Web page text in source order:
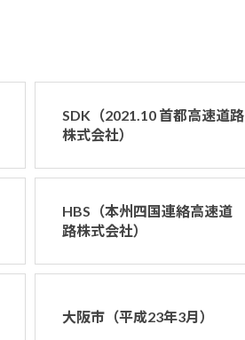
SDK（2021.10 首都高速道路
株式会社）
HBS（本州四国連絡高速道
路株式会社）
大阪市（平成23年3月）